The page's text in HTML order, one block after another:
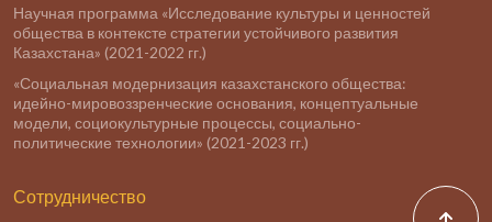
Научная программа «Исследование культуры и ценностей
общества в контексте стратегии устойчивого развития
Казахстана» (2021-2022 гг.)
«Социальная модернизация казахстанского общества:
идейно-мировоззренческие основания, концептуальные
модели, социокультурные процессы, социально-
политические технологии» (2021-2023 гг.)
Сотрудничество